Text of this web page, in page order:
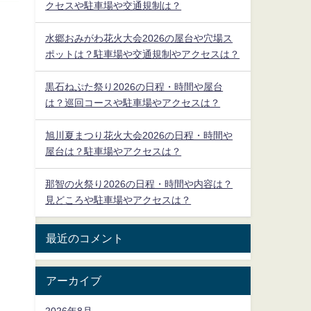
クセスや駐車場や交通規制は？
水郷おみがわ花火大会2026の屋台や穴場ス
ポットは？駐車場や交通規制やアクセスは？
黒石ねぷた祭り2026の日程・時間や屋台
は？巡回コースや駐車場やアクセスは？
旭川夏まつり花火大会2026の日程・時間や
屋台は？駐車場やアクセスは？
那智の火祭り2026の日程・時間や内容は？
見どころや駐車場やアクセスは？
最近のコメント
アーカイブ